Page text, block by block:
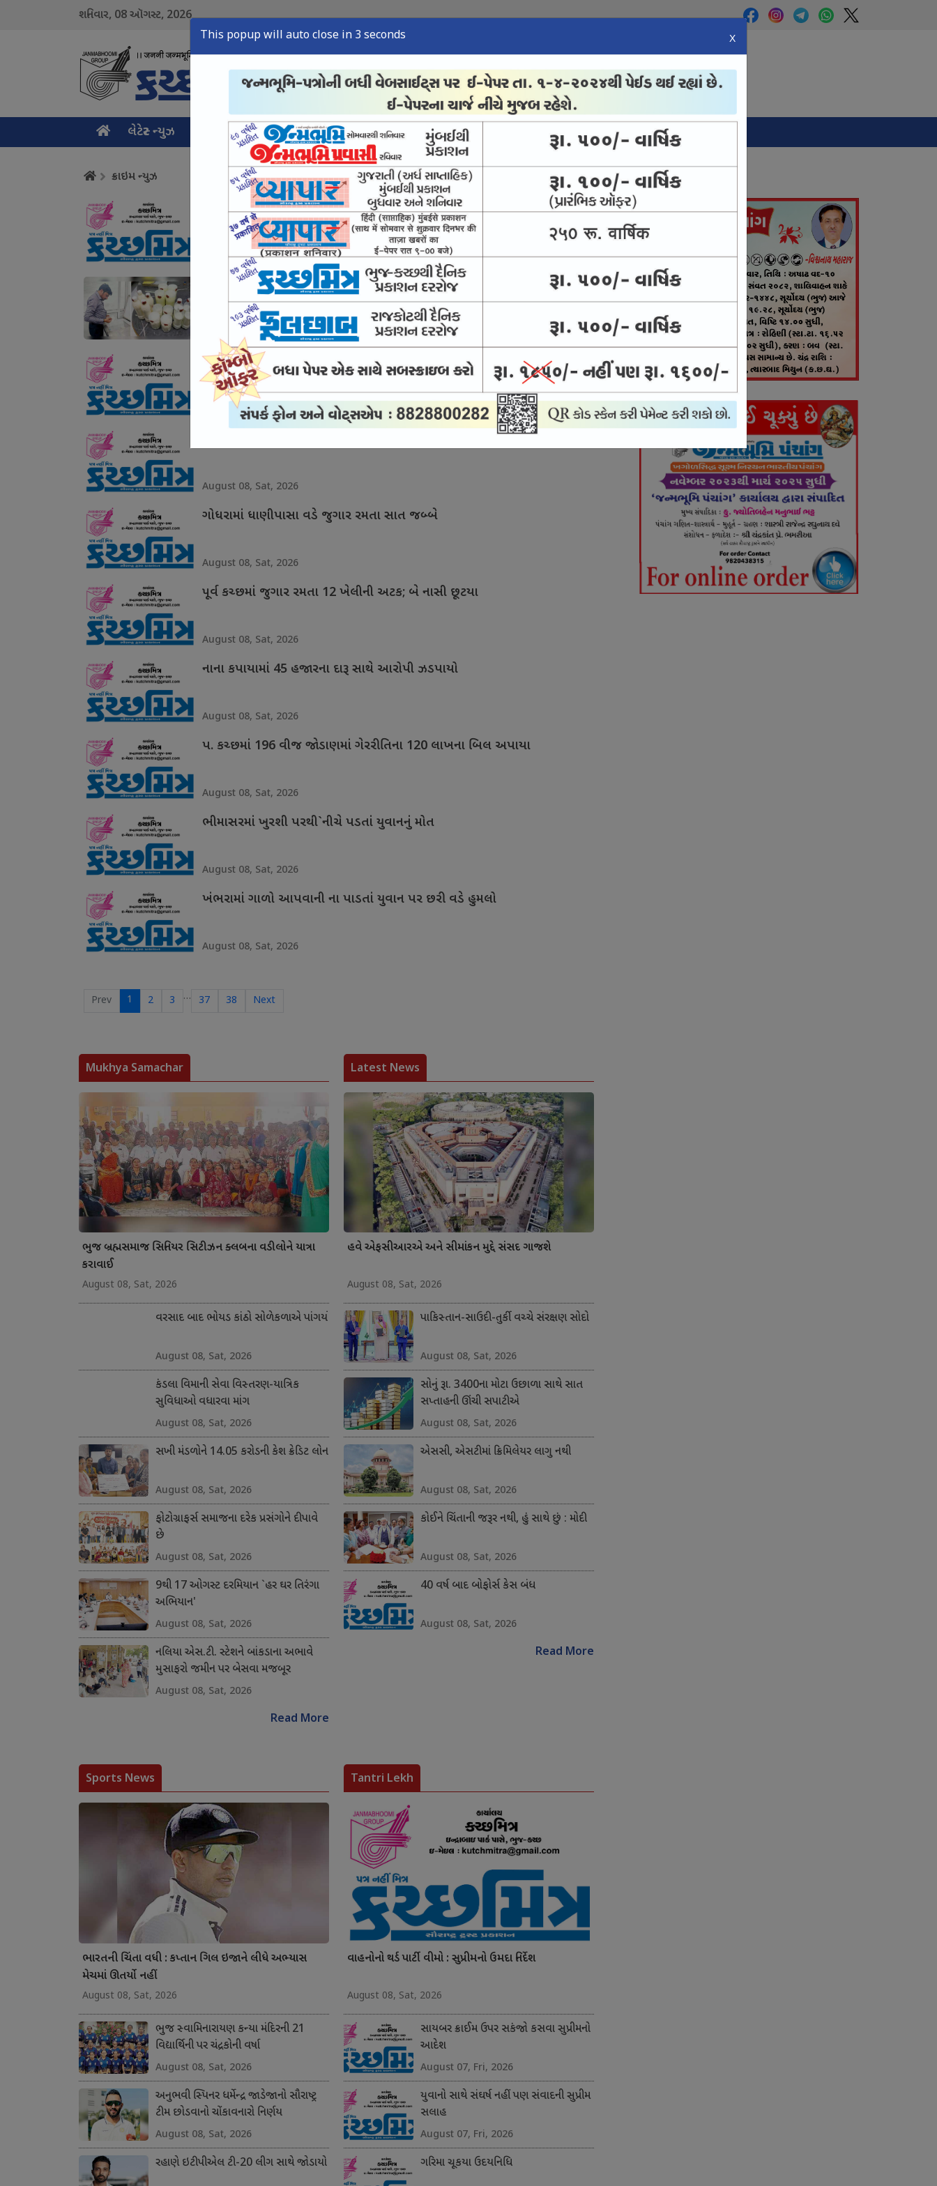
શનિવાર, 08ઑગસ્ટ, 2026
લેટેસ્ટ ન્યુઝ મુખ્ય સમાચાર ક્રાઇમ ન્યુઝ સ્પોર્ટ્સ ન્યુઝ તંત્રી લેખ ઈ-પેપર
This popup will auto close in 2 seconds X
ક્રાઇમ ન્યુઝ
નશામુક્ત યુવા માટે આવકાર્ય અભિયાન
August 08, Sat, 2026
કચ્છમાં એનાલોગ પનીર અને ચીઝની તપાસમાં નમૂના શંકાસ્પદ જણાયા
August 08, Sat, 2026
સામખિયાળીમાં 2.16 લાખના હેરોઇન સાથે બે શખ્સની અટક
August 08, Sat, 2026
મુંદરા કસ્ટોડિયલ ડેથ કેસ : જામીન પર છૂટેલો આરોપી વોરંટ બાદ હાજર
August 08, Sat, 2026
ગોધરામાં ધાણીપાસા વડે જુગાર રમતા સાત જબ્બે
August 08, Sat, 2026
પૂર્વ કચ્છમાં જુગાર રમતા 12 ખેલીની અટક; બે નાસી છૂટયા
August 08, Sat, 2026
નાના કપાયામાં 45 હજારના દારૂ સાથે આરોપી ઝડપાયો
August 08, Sat, 2026
પ. કચ્છમાં 196 વીજ જોડાણમાં ગેરરીતિના 120 લાખના બિલ અપાયા
August 08, Sat, 2026
ભીમાસરમાં ખુરશી પરથી`નીચે પડતાં યુવાનનું મોત
August 08, Sat, 2026
ખંભરામાં ગાળો આપવાની ના પાડતાં યુવાન પર છરી વડે હુમલો
August 08, Sat, 2026
Prev 1 2 3 … 37 38 Next
Panchang
Mukhya Samachar
ભુજ બ્રહ્મસમાજ સિનિયર સિટીઝન ક્લબના વડીલોને યાત્રા
કરાવાઈ
August 08, Sat, 2026
વરસાદ બાદ ભોયડ કાંઠો સોળેકળાએ પાંગર્યો
August 08, Sat, 2026
કંડલા વિમાની સેવા વિસ્તરણ-યાત્રિક
સુવિધાઓ વધારવા માંગ
August 08, Sat, 2026
સખી મંડળોને 14.05 કરોડની કેશ ક્રેડિટ લોન
August 08, Sat, 2026
ફોટોગ્રાફર્સ સમાજના દરેક પ્રસંગોને દીપાવે
છે
August 08, Sat, 2026
9થી 17 ઓગસ્ટ દરમિયાન `હર ઘર તિરંગા
અભિયાન'
August 08, Sat, 2026
નલિયા એસ.ટી. સ્ટેશને બાંકડાના અભાવે
મુસાફરો જમીન પર બેસવા મજબૂર
August 08, Sat, 2026
Read More
Latest News
હવે એફસીઆરએ અને સીમાંકન મુદ્દે સંસદ ગાજશે
August 08, Sat, 2026
પાકિસ્તાન-સાઉદી-તુર્કી વચ્ચે સંરક્ષણ સોદો
August 08, Sat, 2026
સોનું રૂા. 3400ના મોટા ઉછાળા સાથે સાત
સપ્તાહની ઊંચી સપાટીએ
August 08, Sat, 2026
એસસી, એસટીમાં ક્રિમિલેયર લાગુ નથી
August 08, Sat, 2026
કોઈને ચિંતાની જરૂર નથી, હું સાથે છું : મોદી
August 08, Sat, 2026
40 વર્ષ બાદ બોફોર્સ કેસ બંધ
August 08, Sat, 2026
Read More
Sports News
ભારતની ચિંતા વધી : કપ્તાન ગિલ ઇજાને લીધે અભ્યાસ
મેચમાં ઊતર્યો નહીં
August 08, Sat, 2026
ભુજ સ્વામિનારાયણ કન્યા મંદિરની 21
વિદ્યાર્થિની પર ચંદ્રકોની વર્ષા
August 08, Sat, 2026
અનુભવી સ્પિનર ધર્મેન્દ્ર જાડેજાનો સૌરાષ્ટ્ર
ટીમ છોડવાનો ચોંકાવનારો નિર્ણય
August 08, Sat, 2026
રહાણે ઇટીપીએલ ટી-20 લીગ સાથે જોડાયો
Tantri Lekh
વાહનોનો થર્ડ પાર્ટી વીમો : સુપ્રીમનો ઉમદા નિર્દેશ
August 08, Sat, 2026
સાયબર ક્રાઈમ ઉપર સકંજો કસવા સુપ્રીમનો
આદેશ
August 07, Fri, 2026
યુવાનો સાથે સંઘર્ષ નહીં પણ સંવાદની સુપ્રીમ
સલાહ
August 07, Fri, 2026
ગરિમા ચૂકયા ઉદયનિધિ